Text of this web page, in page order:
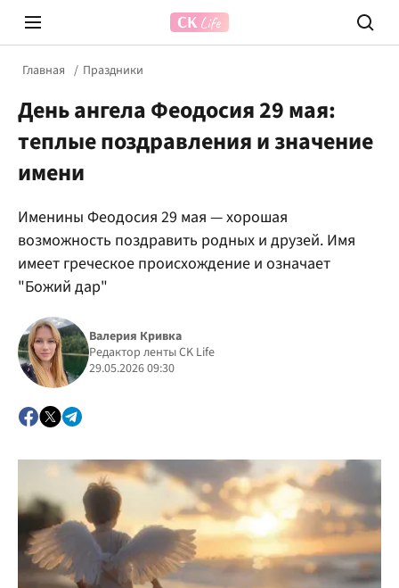
Главная Праздники
День ангела Феодосия 29 мая:
теплые поздравления и значение
имени
Именины Феодосия 29 мая — хорошая
возможность поздравить родных и друзей. Имя
имеет греческое происхождение и означает
"Божий дар"
Валерия Кривка
Редактор ленты CK Life
29.05.2026 09:30